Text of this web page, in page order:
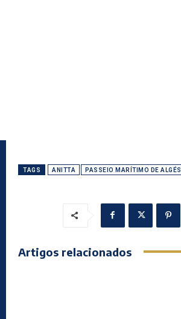
TAGS ANITTA PASSEIO MARÍTIMO DE ALGÉS
Artigos relacionados